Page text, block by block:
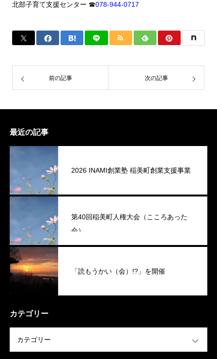
北部子育て支援センター ☎︎078-944-0717
前の記事 次の記事
最近の記事
2026 INAMI創業塾 稲美町創業支援事業
第40回稲美町人権大会（こころあった
会）
「読もうかい（会）!?」を開催
カテゴリー